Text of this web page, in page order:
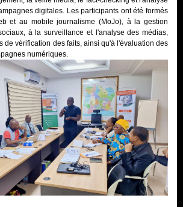
digitales. Les participants ont été formés
et au mobile journalisme (MoJo), à la gestion
à la surveillance et l'analyse des médias,
de vérification des faits, ainsi qu'à l'évaluation des
numériques.